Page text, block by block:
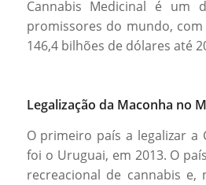
Cannabis Medicinal é um
promissores do mundo,
146,4 bilhões de dólares até
Legalização da Maconha no
O primeiro país a legalizar a
foi o Uruguai, em 2013. O
recreacional de cannabis e,